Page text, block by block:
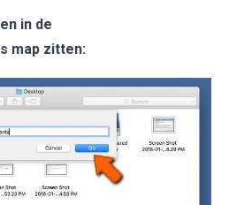
in de
map zitten: